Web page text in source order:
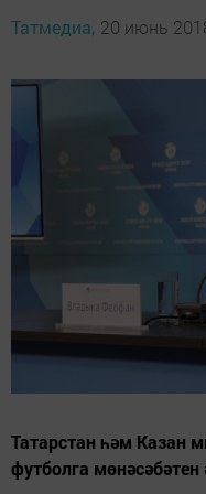
Татмедиа, 20 июнь
Татарстан һәм Казан
футболга мөнәсәбәтен